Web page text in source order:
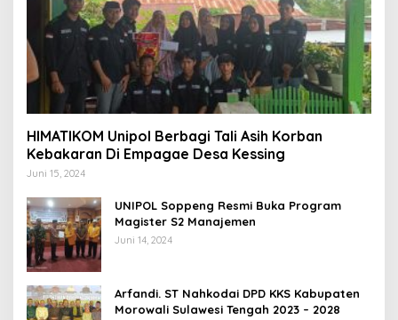
HIMATIKOM Unipol Berbagi Tali Asih Korban
Kebakaran Di Empagae Desa Kessing
Juni 15, 2024
UNIPOL Soppeng Resmi Buka Program
Magister S2 Manajemen
Juni 14, 2024
Arfandi. ST Nahkodai DPD KKS Kabupaten
Morowali Sulawesi Tengah 2023 – 2028